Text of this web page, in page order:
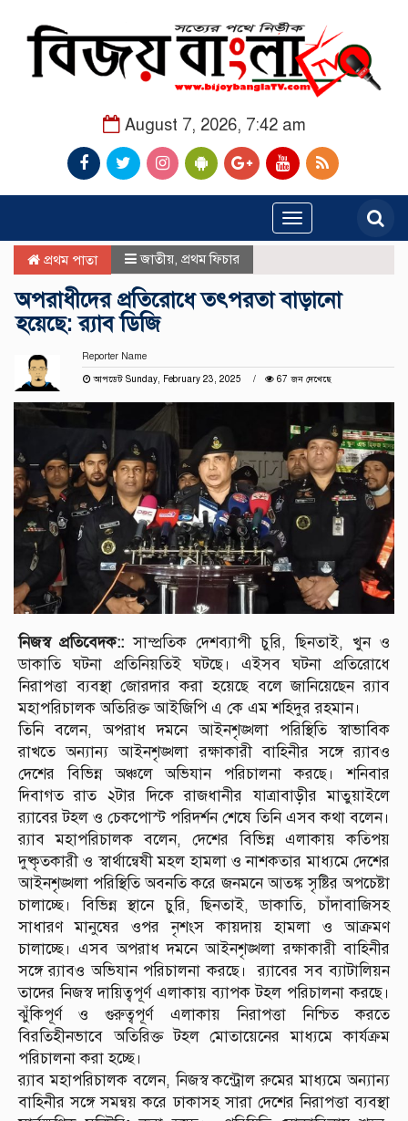
August 7, 2026, 7:42 am
Toggle
navigation
প্রথম পাতা জাতীয় প্রথম ফিচার
অপরাধীদের প্রতিরোধে তৎপরতা বাড়ানো
হয়েছে: র‍্যাব ডিজি
Reporter Name
আপডেট Sunday, February 23, 2025
67 জন দেখেছে
নিজস্ব প্রতিবেদক:: সাম্প্রতিক দেশব্যাপী চুরি, ছিনতাই, খুন ও
ডাকাতি ঘটনা প্রতিনিয়তিই ঘটছে। এইসব ঘটনা প্রতিরোধে
নিরাপত্তা ব্যবস্থা জোরদার করা হয়েছে বলে জানিয়েছেন র‍্যাব
মহাপরিচালক অতিরিক্ত আইজিপি এ কে এম শহিদুর রহমান।
তিনি বলেন, অপরাধ দমনে আইনশৃঙ্খলা পরিস্থিতি স্বাভাবিক
রাখতে অন্যান্য আইনশৃঙ্খলা রক্ষাকারী বাহিনীর সঙ্গে র‍্যাবও
দেশের বিভিন্ন অঞ্চলে অভিযান পরিচালনা করছে। শনিবার
দিবাগত রাত ২টার দিকে রাজধানীর যাত্রাবাড়ীর মাতুয়াইলে
র‍্যাবের টহল ও চেকপোস্ট পরিদর্শন শেষে তিনি এসব কথা বলেন।
র‍্যাব মহাপরিচালক বলেন, দেশের বিভিন্ন এলাকায় কতিপয়
দুষ্কৃতকারী ও স্বার্থান্বেষী মহল হামলা ও নাশকতার মাধ্যমে দেশের
আইনশৃঙ্খলা পরিস্থিতি অবনতি করে জনমনে আতঙ্ক সৃষ্টির অপচেষ্টা
চালাচ্ছে। বিভিন্ন স্থানে চুরি, ছিনতাই, ডাকাতি, চাঁদাবাজিসহ
সাধারণ মানুষের ওপর নৃশংস কায়দায় হামলা ও আক্রমণ
চালাচ্ছে। এসব অপরাধ দমনে আইনশৃঙ্খলা রক্ষাকারী বাহিনীর
সঙ্গে র‍্যাবও অভিযান পরিচালনা করছে। র‍্যাবের সব ব্যাটালিয়ন
তাদের নিজস্ব দায়িত্বপূর্ণ এলাকায় ব্যাপক টহল পরিচালনা করছে।
ঝুঁকিপূর্ণ ও গুরুত্বপূর্ণ এলাকায় নিরাপত্তা নিশ্চিত করতে
বিরতিহীনভাবে অতিরিক্ত টহল মোতায়েনের মাধ্যমে কার্যক্রম
পরিচালনা করা হচ্ছে।
র‍্যাব মহাপরিচালক বলেন, নিজস্ব কন্ট্রোল রুমের মাধ্যমে অন্যান্য
বাহিনীর সঙ্গে সমন্বয় করে ঢাকাসহ সারা দেশের নিরাপত্তা ব্যবস্থা